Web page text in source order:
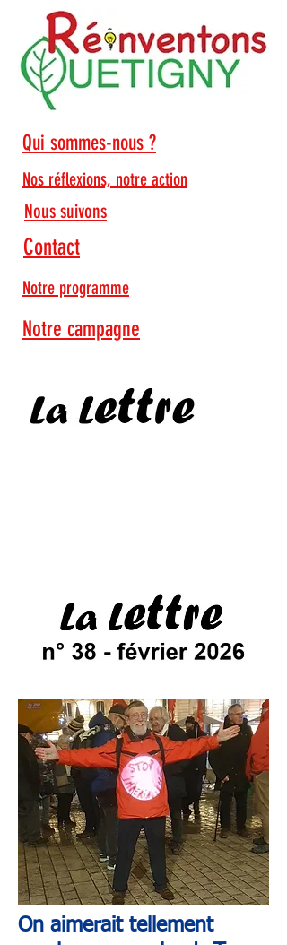
Qui sommes-nous ?
Nos réflexions, notre action
Nous suivons
Contact
Notre programme
Notre campagne
On aimerait tellement